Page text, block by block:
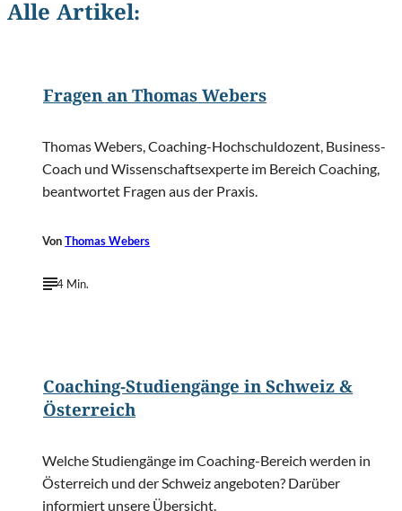
Alle Artikel:
Fragen an Thomas Webers
Thomas Webers, Coaching-Hochschuldozent, Business-
Coach und Wissenschaftsexperte im Bereich Coaching,
beantwortet Fragen aus der Praxis.
VonThomas Webers
4 Min.
Coaching-Studiengänge in Schweiz &
Österreich
Welche Studiengänge im Coaching-Bereich werden in
Österreich und der Schweiz angeboten? Darüber
informiert unsere Übersicht.